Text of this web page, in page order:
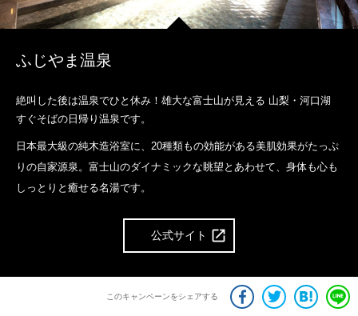
ふじやま温泉
絶叫した後は温泉でひと休み！雄大な富士山が見える 山梨・河口湖
すぐそばの日帰り温泉です。
日本最大級の純木造浴室に、20種類もの効能がある美肌効果がたっぷ
りの自家源泉。富士山のダイナミックな眺望とあわせて、身体も心も
しっとりと癒せる名湯です。
公式サイト
このキャンペーンをシェアする